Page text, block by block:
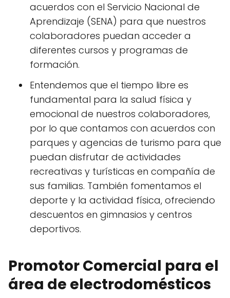
acuerdos con el Servicio Nacional de
Aprendizaje (SENA) para que nuestros
colaboradores puedan acceder a
diferentes cursos y programas de
formación.
Entendemos que el tiempo libre es
fundamental para la salud física y
emocional de nuestros colaboradores,
por lo que contamos con acuerdos con
parques y agencias de turismo para que
puedan disfrutar de actividades
recreativas y turísticas en compañía de
sus familias. También fomentamos el
deporte y la actividad física, ofreciendo
descuentos en gimnasios y centros
deportivos.
Promotor Comercial para el
área de electrodomésticos